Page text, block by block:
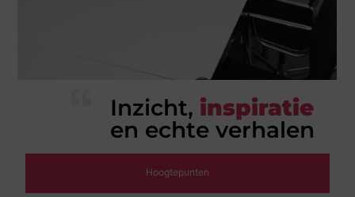
Inzicht, inspiratie
en echte verhalen
Hoogtepunten